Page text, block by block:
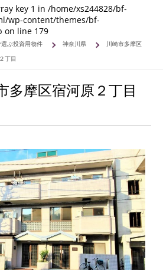
key 1 in /home/xs244828/bf-
wp-content/themes/bf-
on line 179
ぶ投資用物件 神奈川県
川崎市多摩区
丁目
多摩区宿河原２丁目